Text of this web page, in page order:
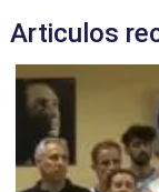
Articulos